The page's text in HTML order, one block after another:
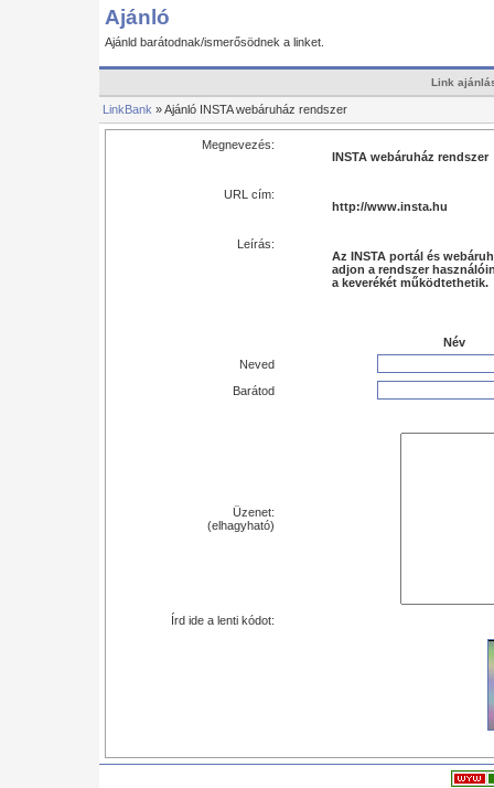
Ajánló
Ajánld barátodnak/ismerősödnek a linket.
Link
LinkBank » Ajánló INSTA webáruház rendszer
Megnevezés:
INSTA webáruház rendszer
URL cím:
http://www.insta.hu
Leírás:
Az INSTA portál és
adjon a rendszer
a keverékét működtethetik.
Név
Neved
Barátod
Üzenet:
(elhagyható)
Írd ide a lenti kódot: